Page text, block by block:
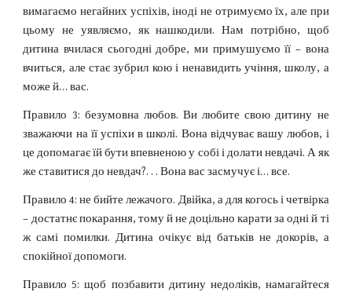
вимагаємо негайних успіхів, іноді не отримуємо їх, але при
цьому не уявляємо, як нашкодили. Нам потрібно, щоб
дитина вчилася сьогодні добре, ми примушуємо її – вона
вчиться, але стає зубрил кою і ненавидить учіння, школу, а
може й… вас.
Правило 3: безумовна любов. Ви любите свою дитину не
зважаючи на її успіхи в школі. Вона відчуває вашу любов, і
це допомагає їй бути впевненою у собі і долати невдачі. А як
же ставитися до невдач?. . . Вона вас засмучує і… все.
Правило 4: не бийте лежачого. Двійка, а для когось і четвірка
– достатнє покарання, тому й не доцільно карати за одні й ті
ж самі помилки. Дитина очікує від батьків не докорів, а
спокійної допомоги.
Правило 5: щоб позбавити дитину недоліків, намагайтеся